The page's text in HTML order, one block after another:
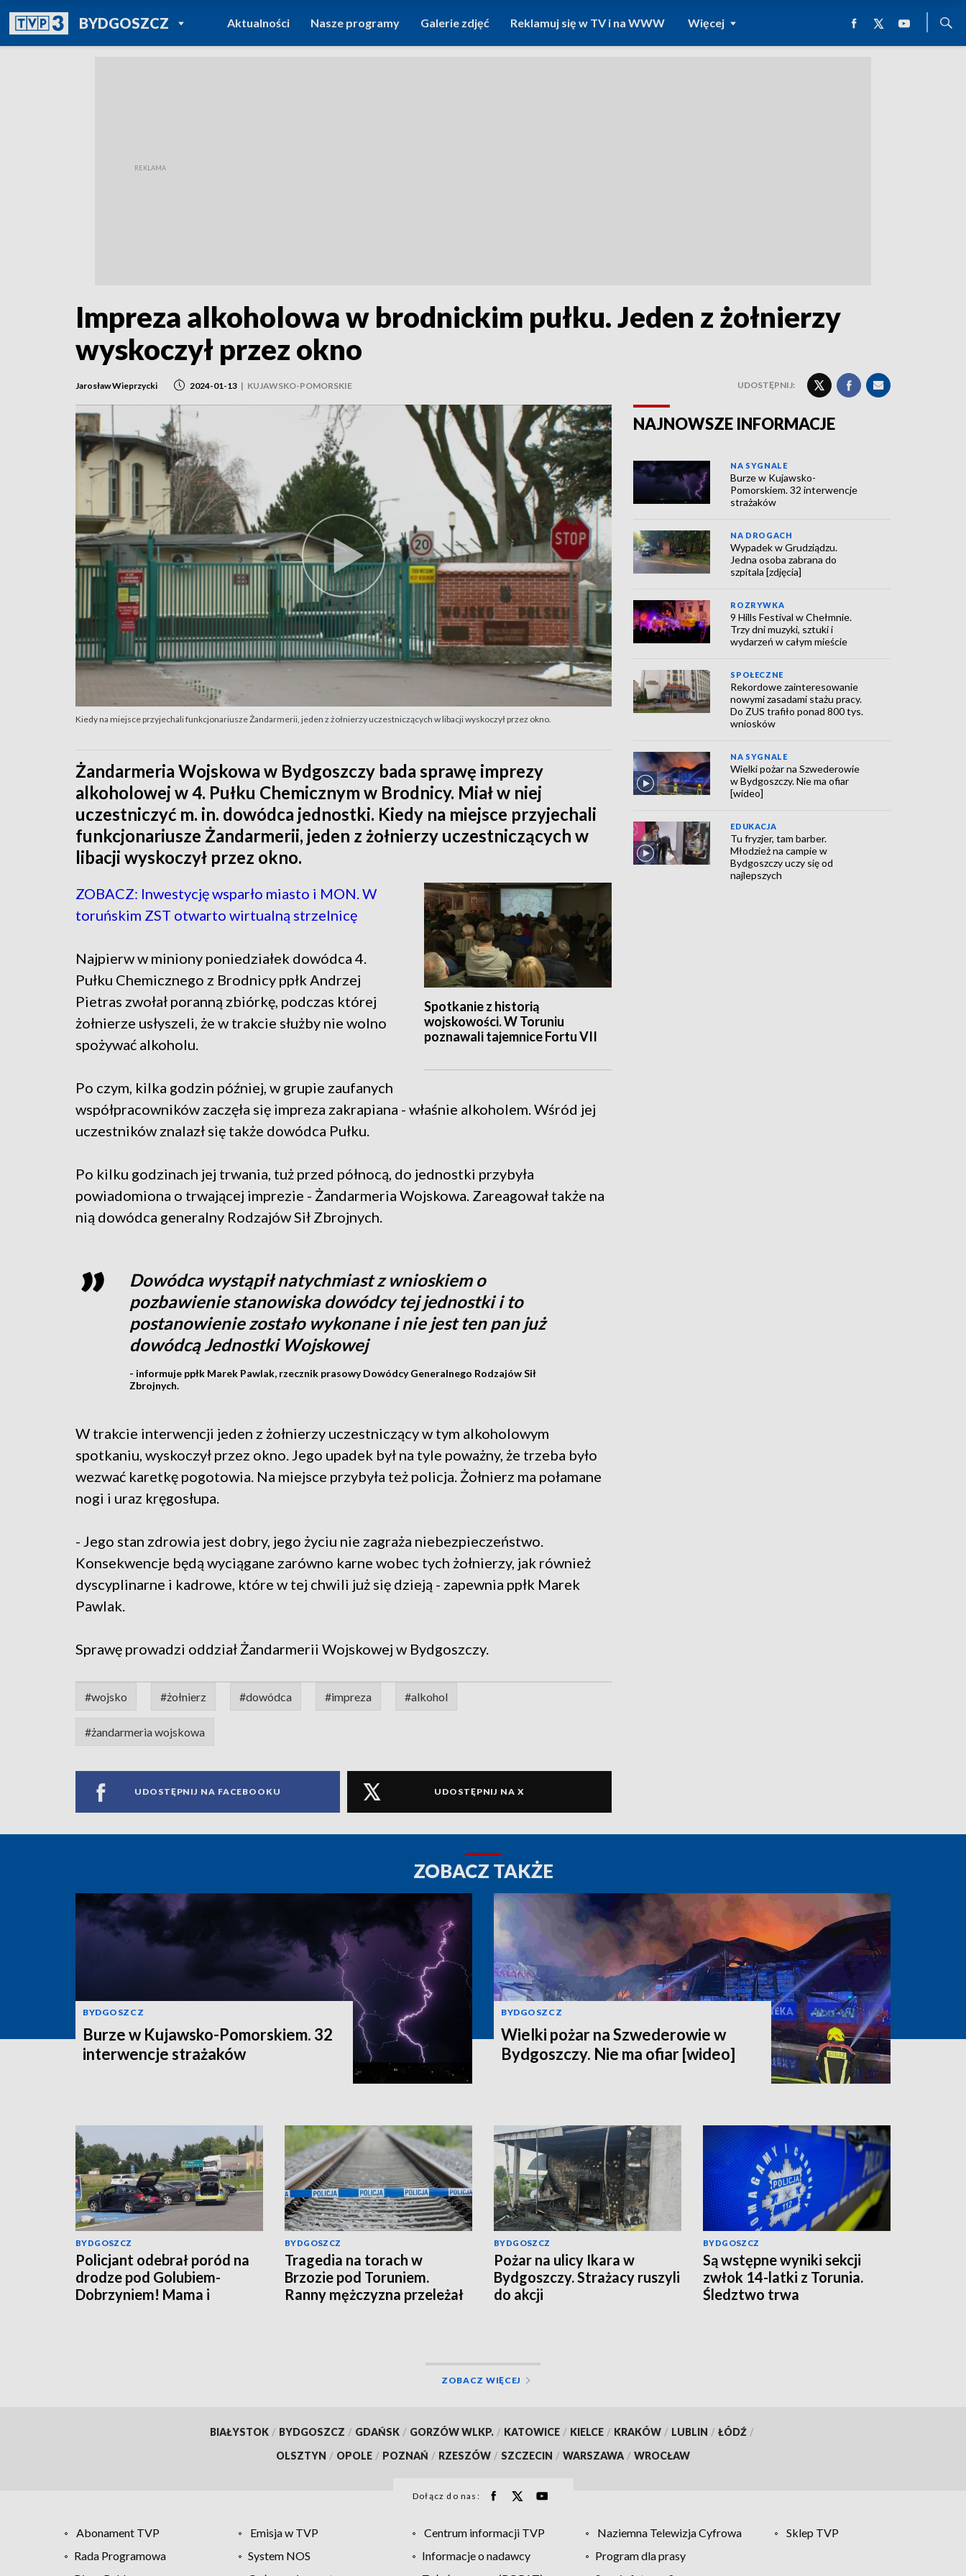
BYDGOSZCZPOWRÓT DO
TVP REGIONY
Aktualności Nasze programy Galerie zdjęć Reklamuj się w TV i na WWW Więcej
Impreza alkoholowa w brodnickim pułku. Jeden z żołnierzy
wyskoczył przez okno
Jarosław Wieprzycki 2024-01-13 | KUJAWSKO-POMORSKIE UDOSTĘPNIJ:
Kiedy na miejsce przyjechali funkcjonariusze Żandarmerii, jeden z żołnierzy uczestniczących w libacji wyskoczył przez okno.
Żandarmeria Wojskowa w Bydgoszczy bada sprawę imprezy
alkoholowej w 4. Pułku Chemicznym w Brodnicy. Miał w niej
uczestniczyć m. in. dowódca jednostki. Kiedy na miejsce przyjechali
funkcjonariusze Żandarmerii, jeden z żołnierzy uczestniczących w
libacji wyskoczył przez okno.
Spotkanie z historią
wojskowości. W Toruniu
poznawali tajemnice Fortu VII
ZOBACZ: Inwestycję wsparło miasto i MON. W
toruńskim ZST otwarto wirtualną strzelnicę
Najpierw w miniony poniedziałek dowódca 4.
Pułku Chemicznego z Brodnicy ppłk Andrzej
Pietras zwołał poranną zbiórkę, podczas której
żołnierze usłyszeli, że w trakcie służby nie wolno
spożywać alkoholu.
Po czym, kilka godzin później, w grupie zaufanych
współpracowników zaczęła się impreza zakrapiana - właśnie alkoholem. Wśród jej
uczestników znalazł się także dowódca Pułku.
Po kilku godzinach jej trwania, tuż przed północą, do jednostki przybyła
powiadomiona o trwającej imprezie - Żandarmeria Wojskowa. Zareagował także na
nią dowódca generalny Rodzajów Sił Zbrojnych.
Dowódca wystąpił natychmiast z wnioskiem o
pozbawienie stanowiska dowódcy tej jednostki i to
postanowienie zostało wykonane i nie jest ten pan już
dowódcą Jednostki Wojskowej
- informuje ppłk Marek Pawlak, rzecznik prasowy Dowódcy Generalnego Rodzajów Sił
Zbrojnych.
W trakcie interwencji jeden z żołnierzy uczestniczący w tym alkoholowym
spotkaniu, wyskoczył przez okno. Jego upadek był na tyle poważny, że trzeba było
wezwać karetkę pogotowia. Na miejsce przybyła też policja. Żołnierz ma połamane
nogi i uraz kręgosłupa.
- Jego stan zdrowia jest dobry, jego życiu nie zagraża niebezpieczeństwo.
Konsekwencje będą wyciągane zarówno karne wobec tych żołnierzy, jak również
dyscyplinarne i kadrowe, które w tej chwili już się dzieją - zapewnia ppłk Marek
Pawlak.
Sprawę prowadzi oddział Żandarmerii Wojskowej w Bydgoszczy.
#wojsko #żołnierz #dowódca #impreza #alkohol
#żandarmeria wojskowa
UDOSTĘPNIJ NA FACEBOOKU UDOSTĘPNIJ NA X
NAJNOWSZE INFORMACJE
NA SYGNALE
Burze w Kujawsko-
Pomorskiem. 32 interwencje
strażaków
NA DROGACH
Wypadek w Grudziądzu.
Jedna osoba zabrana do
szpitala [zdjęcia]
ROZRYWKA
9 Hills Festival w Chełmnie.
Trzy dni muzyki, sztuki i
wydarzeń w całym mieście
SPOŁECZNE
Rekordowe zainteresowanie
nowymi zasadami stażu pracy.
Do ZUS trafiło ponad 800 tys.
wniosków
NA SYGNALE
Wielki pożar na Szwederowie
w Bydgoszczy. Nie ma ofiar
[wideo]
EDUKACJA
Tu fryzjer, tam barber.
Młodzież na campie w
Bydgoszczy uczy się od
najlepszych
ZOBACZ TAKŻE
BYDGOSZCZ
Burze w Kujawsko-Pomorskiem. 32
interwencje strażaków
BYDGOSZCZ
Wielki pożar na Szwederowie w
Bydgoszczy. Nie ma ofiar [wideo]
BYDGOSZCZ
Policjant odebrał poród na
drodze pod Golubiem-
Dobrzyniem! Mama i
BYDGOSZCZ
Tragedia na torach w
Brzozie pod Toruniem.
Ranny mężczyzna przeleżał
BYDGOSZCZ
Pożar na ulicy Ikara w
Bydgoszczy. Strażacy ruszyli
do akcji
BYDGOSZCZ
Są wstępne wyniki sekcji
zwłok 14-latki z Torunia.
Śledztwo trwa
ZOBACZ WIĘCEJ
BIAŁYSTOK / BYDGOSZCZ / GDAŃSK / GORZÓW WLKP. / KATOWICE / KIELCE / KRAKÓW / LUBLIN / ŁÓDŹ /
OLSZTYN / OPOLE / POZNAŃ / RZESZÓW / SZCZECIN / WARSZAWA / WROCŁAW
Dołącz do nas:
Abonament TVP Emisja w TVP Centrum informacji TVP Naziemna Telewizja Cyfrowa
Sklep TVP
Rada Programowa
System NOS Informacje o nadawcy
Program dla prasy